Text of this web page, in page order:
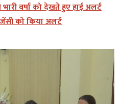
वर्षा को देखते हुए हाई अलर्ट
को किया अलर्ट